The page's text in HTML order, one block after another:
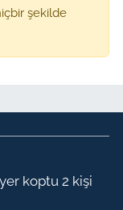
şekilde
koptu 2 kişi